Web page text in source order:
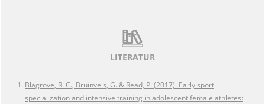
LITERATUR
Blagrove, R. C., Bruinvels, G. & Read, P. (2017). Early sport
specialization and intensive training in adolescent female athletes: